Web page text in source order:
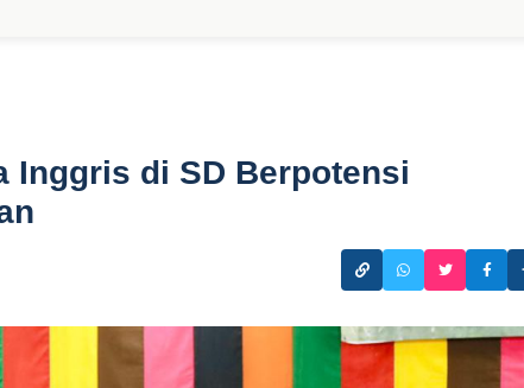
Inggris di SD Berpotensi